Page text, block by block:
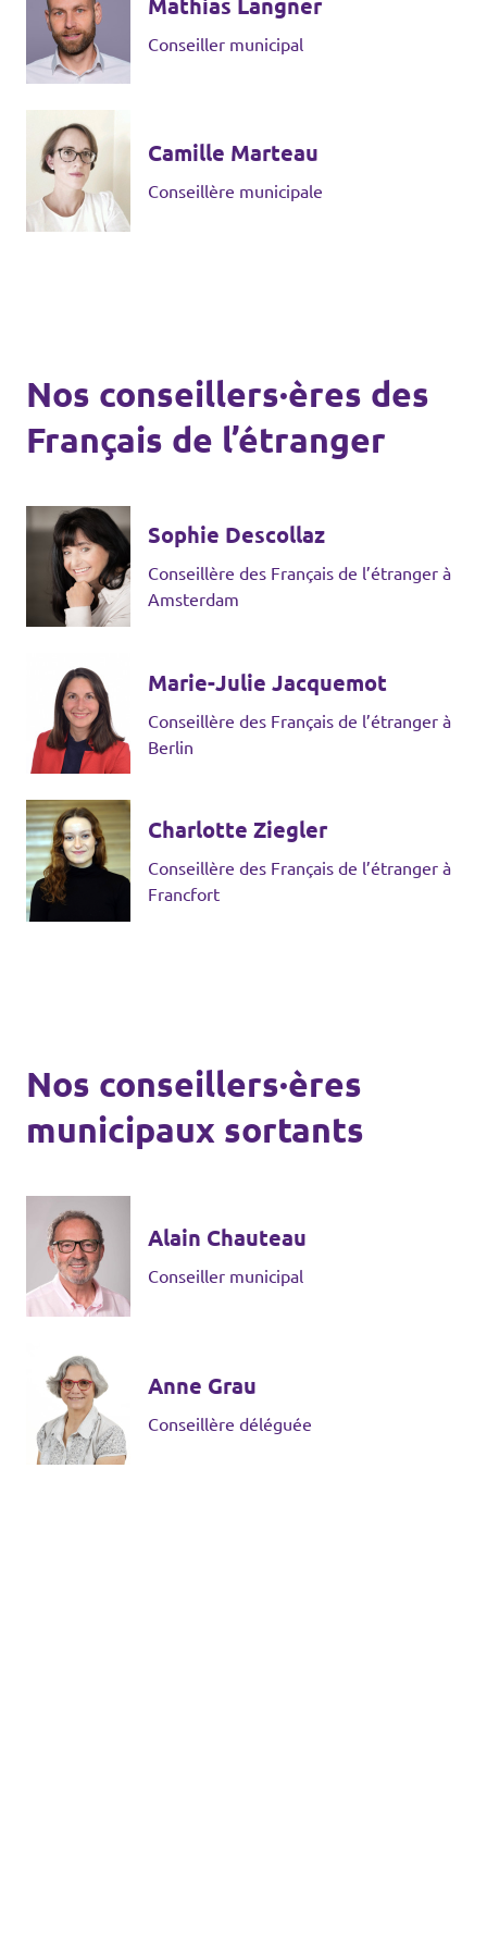
Agenda
Volt FALC
Donner
Adhérer
Mathias Langner
Conseiller municipal
Camille Marteau
Conseillère municipale
Nos conseillers·ères des
Français de l’étranger
Sophie Descollaz
Conseillère des Français de l’étranger à
Amsterdam
Marie-Julie Jacquemot
Conseillère des Français de l’étranger à
Berlin
Charlotte Ziegler
Conseillère des Français de l’étranger à
Francfort
Nos conseillers·ères
municipaux sortants
Alain Chauteau
Conseiller municipal
Anne Grau
Conseillère déléguée